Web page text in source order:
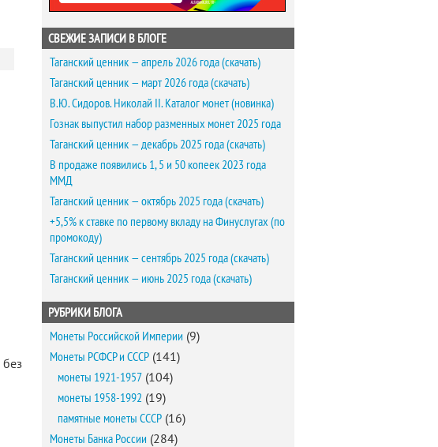
без
СВЕЖИЕ ЗАПИСИ В БЛОГЕ
Таганский ценник — апрель 2026 года (скачать)
Таганский ценник — март 2026 года (скачать)
В.Ю. Сидоров. Николай II. Каталог монет (новинка)
Гознак выпустил набор разменных монет 2025 года
Таганский ценник — декабрь 2025 года (скачать)
В продаже появились 1, 5 и 50 копеек 2023 года
ММД
Таганский ценник — октябрь 2025 года (скачать)
+5,5% к ставке по первому вкладу на Финуслугах (по
промокоду)
Таганский ценник — сентябрь 2025 года (скачать)
Таганский ценник — июнь 2025 года (скачать)
РУБРИКИ БЛОГА
Монеты Российской Империи (9)
Монеты РСФСР и СССР (141)
монеты 1921-1957 (104)
монеты 1958-1992 (19)
памятные монеты СССР (16)
Монеты Банка России (284)